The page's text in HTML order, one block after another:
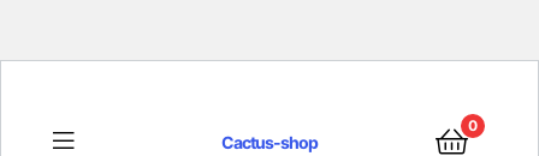
Cactus-shop
0
Menu